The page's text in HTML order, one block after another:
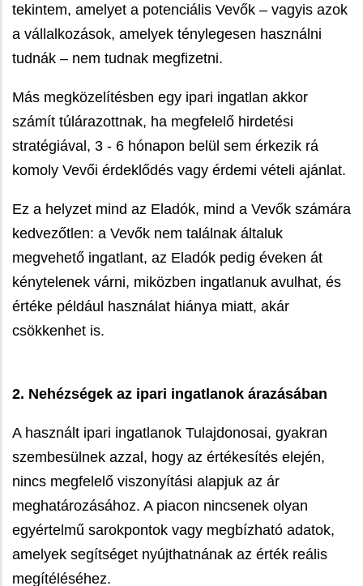
tekintem, amelyet a potenciális Vevők – vagyis azok
a vállalkozások, amelyek ténylegesen használni
tudnák – nem tudnak megfizetni.
Más megközelítésben egy ipari ingatlan akkor
számít túlárazottnak, ha megfelelő hirdetési
stratégiával, 3 - 6 hónapon belül sem érkezik rá
komoly Vevői érdeklődés vagy érdemi vételi ajánlat.
Ez a helyzet mind az Eladók, mind a Vevők számára
kedvezőtlen: a Vevők nem találnak általuk
megvehető ingatlant, az Eladók pedig éveken át
kénytelenek várni, miközben ingatlanuk avulhat, és
értéke például használat hiánya miatt, akár
csökkenhet is.
2. Nehézségek az ipari ingatlanok árazásában
A használt ipari ingatlanok Tulajdonosai, gyakran
szembesülnek azzal, hogy az értékesítés elején,
nincs megfelelő viszonyítási alapjuk az ár
meghatározásához. A piacon nincsenek olyan
egyértelmű sarokpontok vagy megbízható adatok,
amelyek segítséget nyújthatnának az érték reális
megítéléséhez.